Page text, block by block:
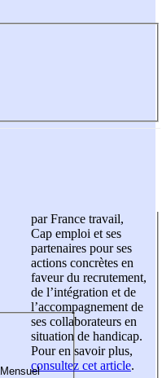
par France travail,
Cap emploi et ses
partenaires pour ses
actions concrètes en
faveur du recrutement,
de l’intégration et de
l’accompagnement de
ses collaborateurs en
situation de handicap.
Pour en savoir plus,
consultez cet article.